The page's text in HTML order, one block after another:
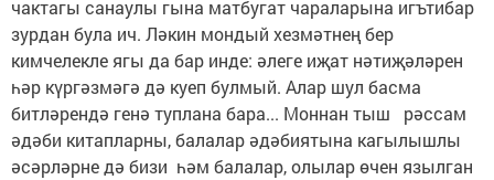
чактагы санаулы гына матбугат чараларына игътибар
зурдан була ич. Ләкин мондый хезмәтнең бер
кимчелекле ягы да бар инде: әлеге иҗат нәтиҗәләрен
һәр күргәзмәгә дә куеп булмый. Алар шул басма
битләрендә генә туплана бара... Моннан тыш рәссам
әдәби китапларны, балалар әдәбиятына кагылышлы
әсәрләрне дә бизи һәм балалар, олылар өчен язылган